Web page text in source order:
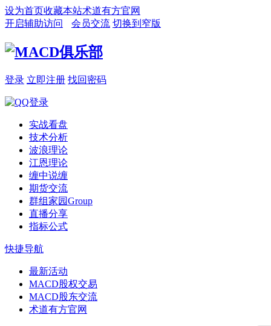
设为首页收藏本站术道有方官网
开启辅助访问
会员交流 切换到窄版
登录 立即注册 找回密码
实战看盘
技术分析
波浪理论
江恩理论
缠中说缠
期货交流
群组家园Group
直播分享
指标公式
快捷导航
最新活动
MACD股权交易
MACD股东交流
术道有方官网